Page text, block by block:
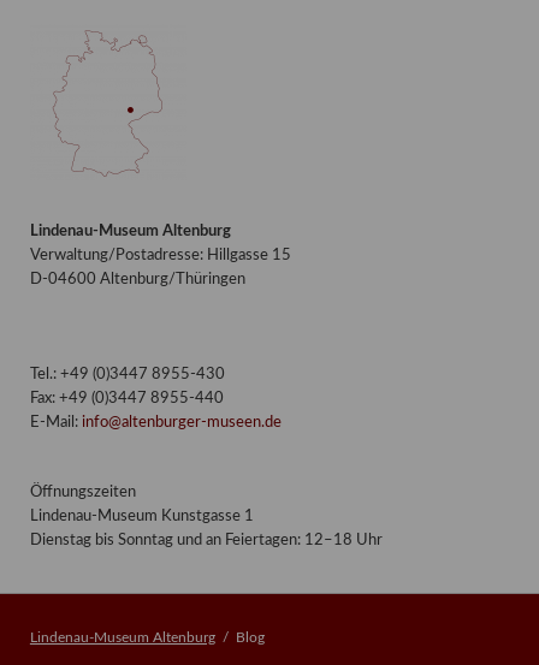
Lindenau-Museum Altenburg
Verwaltung/Postadresse: Hillgasse 15
D-04600 Altenburg/Thüringen
Tel.: +49 (0)3447 8955-430
Fax: +49 (0)3447 8955-440
E-Mail: info@altenburger-museen.de
Öffnungszeiten
Lindenau-Museum Kunstgasse 1
Dienstag bis Sonntag und an Feiertagen: 12–18 Uhr
Lindenau-Museum Altenburg Blog